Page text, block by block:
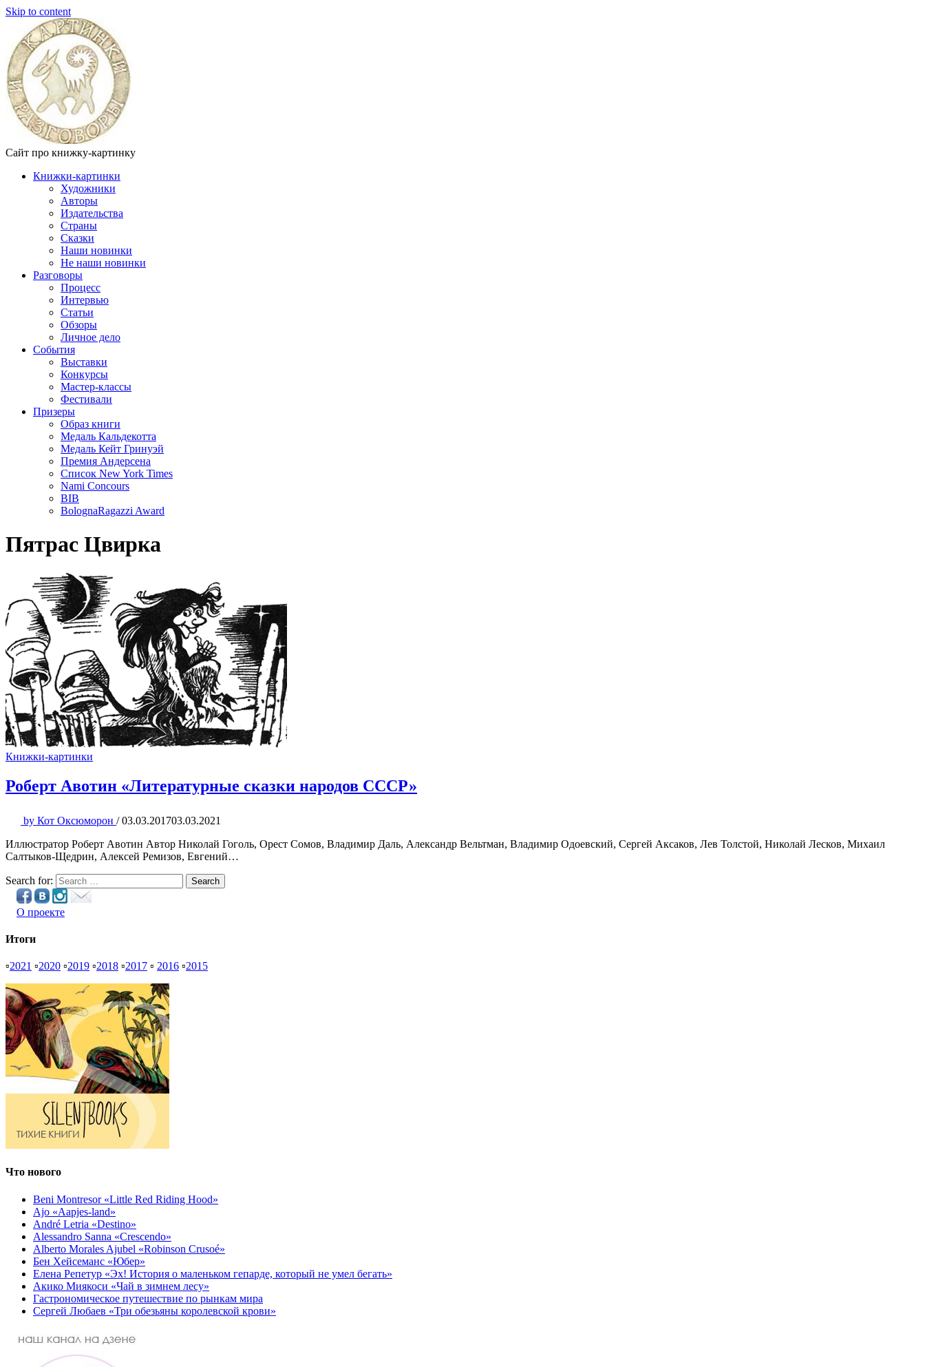
Skip to content
Сайт про книжку-картинку
Книжки-картинки
Художники
Авторы
Издательства
Страны
Сказки
Наши новинки
Не наши новинки
Разговоры
Процесс
Интервью
Статьи
Обзоры
Личное дело
События
Выставки
Конкурсы
Мастер-классы
Фестивали
Призеры
Образ книги
Медаль Кальдекотта
Медаль Кейт Гринуэй
Премия Андерсена
Список New York Times
Nami Concours
BIB
BolognaRagazzi Award
Пятрас Цвирка
Книжки-картинки
Роберт Авотин «Литературные сказки народов СССР»
by Кот Оксюморон / 03.03.201703.03.2021
Иллюстратор Роберт Авотин Автор Николай Гоголь, Орест Сомов, Владимир Даль, Александр Вельтман, Владимир Одоевский, Сергей Аксаков, Лев Толстой, Николай Лесков, Михаил
Салтыков-Щедрин, Алексей Ремизов, Евгений…
Search for: Search
О проекте
Итоги
▫2021 ▫2020 ▫2019 ▫2018 ▫2017 ▫ 2016 ▫2015
Что нового
Beni Montresor «Little Red Riding Hood»
Ajo «Aapjes-land»
André Letria «Destino»
Alessandro Sanna «Crescendo»
Alberto Morales Ajubel «Robinson Crusoé»
Бен Хейсеманс «Юбер»
Елена Репетур «Эх! История о маленьком гепарде, который не умел бегать»
Акико Миякоси «Чай в зимнем лесу»
Гастрономическое путешествие по рынкам мира
Сергей Любаев «Три обезьяны королевской крови»